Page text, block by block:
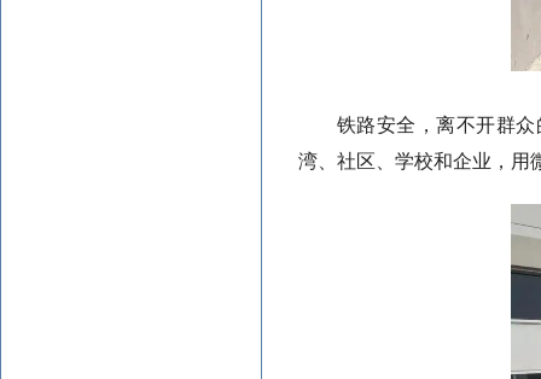
铁路安全，离不开群众
湾、社区、学校和企业，用